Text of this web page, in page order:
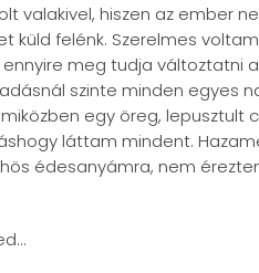
valakivel, hiszen az ember
küld felénk. Szerelmes
meg tudja változtatni
szinte minden egyes
egy öreg, lepusztult
láttam mindent.
édesanyámra, nem